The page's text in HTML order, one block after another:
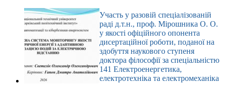
Участь у разовій спеціалізованій
раді д.т.н., проф. Мірошника О. О.
у якості офіційного опонента
дисертаційної роботи, поданої на
здобуття наукового ступеня
доктора філософії за спеціальністю
141 Електроенергетика,
електротехніка та електромеханіка